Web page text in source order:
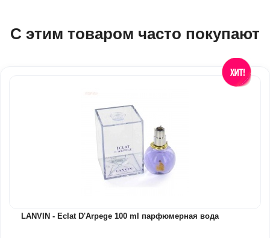
С этим товаром часто покупают
LANVIN - Eclat D'Arpege 100 ml парфюмерная вода